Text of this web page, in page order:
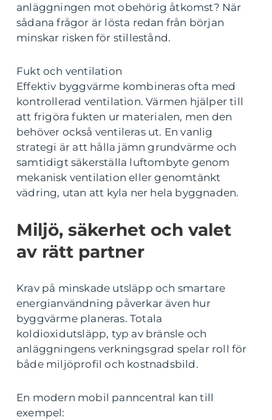
anläggningen mot obehörig åtkomst? När
sådana frågor är lösta redan från början
minskar risken för stillestånd.
Fukt och ventilation
Effektiv byggvärme kombineras ofta med
kontrollerad ventilation. Värmen hjälper till
att frigöra fukten ur materialen, men den
behöver också ventileras ut. En vanlig
strategi är att hålla jämn grundvärme och
samtidigt säkerställa luftombyte genom
mekanisk ventilation eller genomtänkt
vädring, utan att kyla ner hela byggnaden.
Miljö, säkerhet och valet
av rätt partner
Krav på minskade utsläpp och smartare
energianvändning påverkar även hur
byggvärme planeras. Totala
koldioxidutsläpp, typ av bränsle och
anläggningens verkningsgrad spelar roll för
både miljöprofil och kostnadsbild.
En modern mobil panncentral kan till
exempel: